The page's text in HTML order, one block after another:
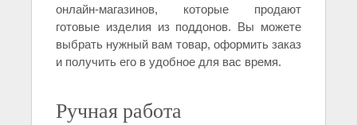
онлайн-магазинов, которые продают
готовые изделия из поддонов. Вы можете
выбрать нужный вам товар, оформить заказ
и получить его в удобное для вас время.
Ручная работа